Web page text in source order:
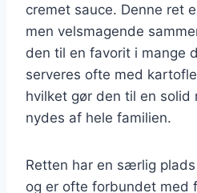
cremet sauce. Denne ret
men velsmagende
den til en favorit i mange
serveres ofte med
hvilket gør den til en solid
nydes af hele familien.
Retten har en særlig
og er ofte forbundet med